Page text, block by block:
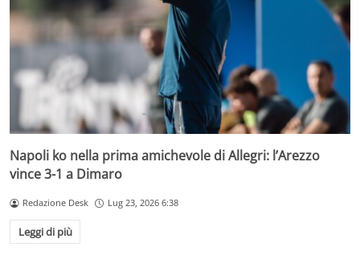
Napoli ko nella prima amichevole di Allegri: l’Arezzo
vince 3-1 a Dimaro
Redazione Desk Lug 23, 2026 6:38
Leggi di più